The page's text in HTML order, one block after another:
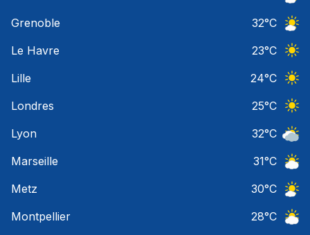
Grenoble
32°C
Le Havre
23°C
Lille
24°C
Londres
25°C
Lyon
32°C
Marseille
31°C
Metz
30°C
Montpellier
28°C